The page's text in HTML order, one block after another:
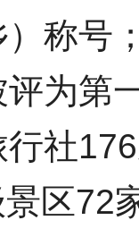
称号
为第
社
区72